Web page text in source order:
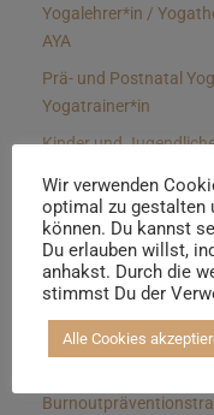
Yogalehrer*in /
AYA
Prä- und Postnatal
Yogatrainer*in
Kinder und
Yin Yogalehrer*in |
Hormon
Longevitytrainer*in
Wir verwenden
optimal zu gestalten
können. Du kannst
Du erlauben willst,
anhakst. Durch die
stimmst Du der
Alle Cookies